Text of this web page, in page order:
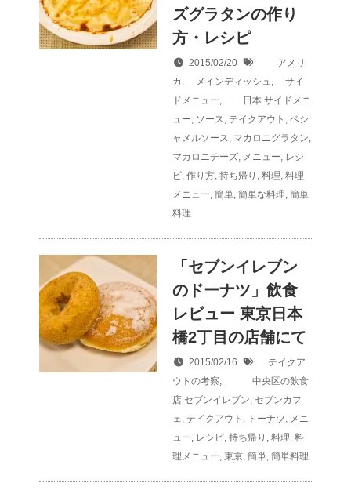
ズグラタンの作り
方・レシピ
2015/02/20
アメリ
カ , メインディッシュ ,
サイ
ドメニュー, 日本 サイドメニ
ュー, ソース, テイクアウト , ベシ
ャメルソース, マカロニグラタン,
マカロニチーズ, メニュー, レシ
ピ, 作り方, 持ち帰り , 料理, 料理
メニュー, 簡単, 簡単な料理, 簡単
料理
「セブンイレブン
のドーナツ」飲食
レビュー 東京日本
橋2丁目の店舗にて
2015/02/16
テイクア
ウトの考察,
中央区の飲食
店 セブンイレブン, セブンカフ
ェ, テイクアウト , ドーナツ, メニ
ュー, レシピ, 持ち帰り , 料理, 料
理メニュー, 東京, 簡単, 簡単料理